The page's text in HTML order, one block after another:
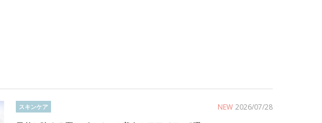
NEW 2026/07/28
スキンケア